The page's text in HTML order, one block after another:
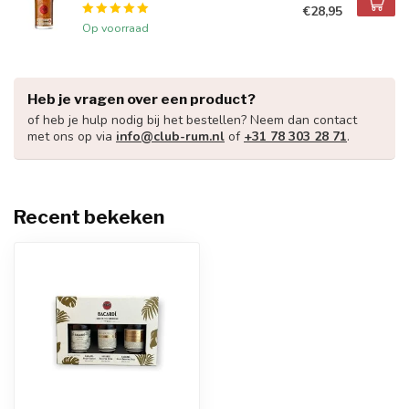
Op voorraad
€28,95
Heb je vragen over een product?
of heb je hulp nodig bij het bestellen? Neem dan contact
met ons op via info@club-rum.nl of +31 78 303 28 71.
Recent bekeken